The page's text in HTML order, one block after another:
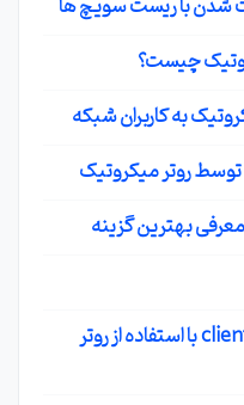
به کاربران شبکه
توسط روتر میکروتیک
معرفی بهترین گزینه
مشاهده ip های متصل شده یک client با استفاده از روتر